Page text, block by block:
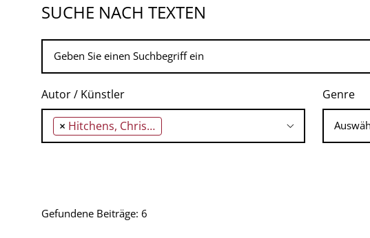
SUCHE NACH TEXTEN
Autor / Künstler
× Hitchens, Christopher
Genre
Gefundene Beiträge: 6